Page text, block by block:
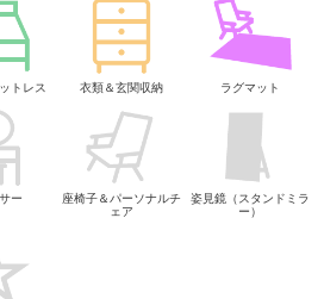
トレス 衣類＆玄関収納 ラグマット
ー
座椅子＆パーソナルチ
ェア
姿見鏡（スタンドミラ
ー）